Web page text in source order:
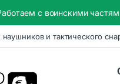
наушников и тактического
с воинскими